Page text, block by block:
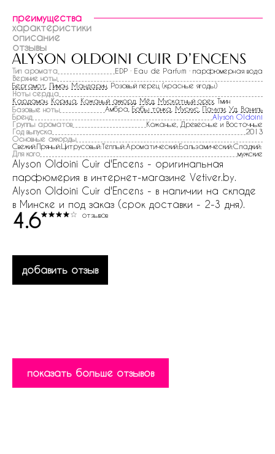
преимущества
характеристики
описание
отзывы
alyson oldoini cuir d'encens
Тип аромата
EDP · Eau de Parfum · парфюмерная вода
Верхние ноты
Бергамот Лимон Мандарин , Розовый перец (красные ягоды)
Ноты сердца
Кардамон Корица Кожаный аккорд Мёд Мускатный орех , Тмин
Базовые ноты
Амбра, Бобы тонка Мускус Пачули Уд Ваниль
Бренд
Alyson Oldoini
Группы ароматов
Кожаные, Древесные и Восточные
Год выпуска
2013
Основные аккорды
Свежий:Пряный:Цитрусовый:Теплый:Ароматический:Бальзамический:Сладкий:
Для кого
мужские
Alyson Oldoini Cuir d'Encens - оригинальная
парфюмерия в интернет-магазине Vetiver.by.
Alyson Oldoini Cuir d'Encens - в наличии на складе
в Минске и под заказ (срок доставки - 2-3 дня).
4.6 отзывов
добавить отзыв
показать больше отзывов